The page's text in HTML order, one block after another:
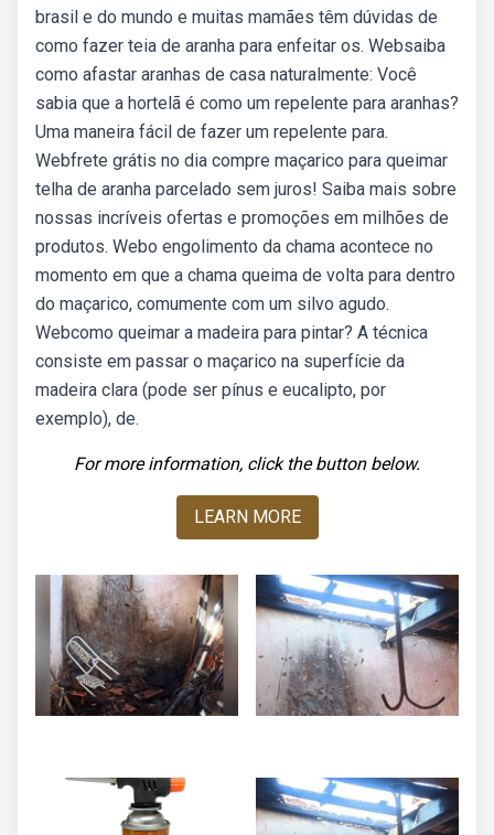
brasil e do mundo e muitas mamães têm dúvidas de
como fazer teia de aranha para enfeitar os. Websaiba
como afastar aranhas de casa naturalmente: Você
sabia que a hortelã é como um repelente para aranhas?
Uma maneira fácil de fazer um repelente para.
Webfrete grátis no dia compre maçarico para queimar
telha de aranha parcelado sem juros! Saiba mais sobre
nossas incríveis ofertas e promoções em milhões de
produtos. Webo engolimento da chama acontece no
momento em que a chama queima de volta para dentro
do maçarico, comumente com um silvo agudo.
Webcomo queimar a madeira para pintar? A técnica
consiste em passar o maçarico na superfície da
madeira clara (pode ser pínus e eucalipto, por
exemplo), de.
For more information, click the button below.
LEARN MORE